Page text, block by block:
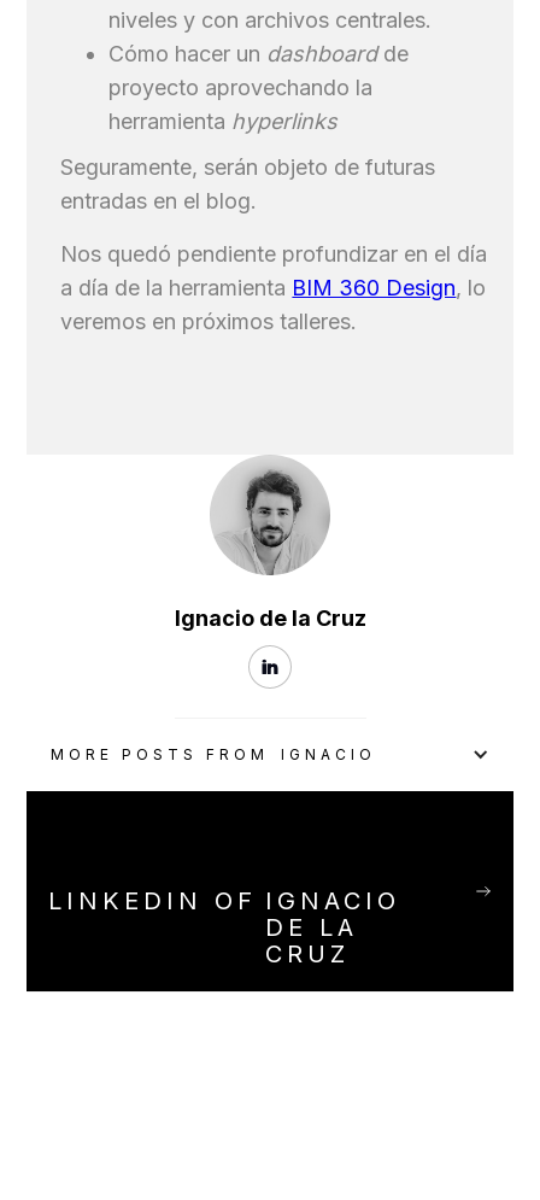
niveles y con archivos centrales.
Cómo hacer un dashboardde
proyecto aprovechando la
herramienta hyperlinks
Seguramente, serán objeto de futuras
entradas en el blog.
Nos quedó pendiente profundizar en el día
a día de la herramienta BIM 360 Design, lo
veremos en próximos talleres.
Ignacio de la Cruz
MORE POSTS FROM IGNACIO
LINKEDIN OF IGNACIO
DE LA
CRUZ